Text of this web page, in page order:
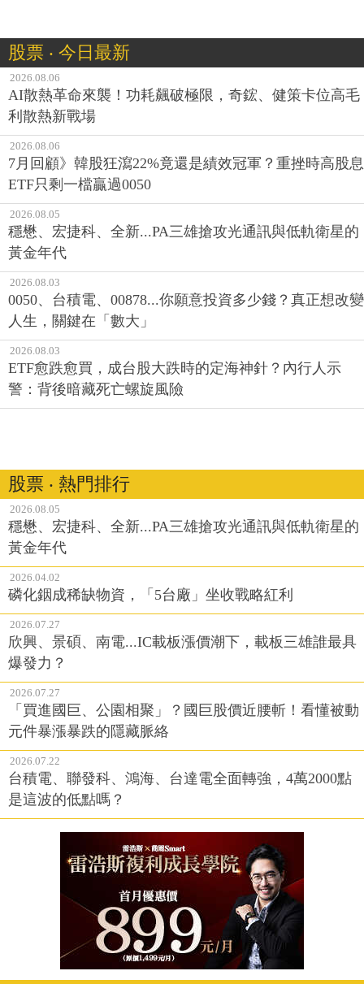
股票 ‧ 今日最新
2026.08.06
AI散熱革命來襲！功耗飆破極限，奇鋐、健策卡位高毛
利散熱新戰場
2026.08.06
7月回顧》韓股狂瀉22%竟還是績效冠軍？重挫時高股息
ETF只剩一檔贏過0050
2026.08.05
穩懋、宏捷科、全新...PA三雄搶攻光通訊與低軌衛星的
黃金年代
2026.08.03
0050、台積電、00878...你願意投資多少錢？真正想改變
人生，關鍵在「數大」
2026.08.03
ETF愈跌愈買，成台股大跌時的定海神針？內行人示
警：背後暗藏死亡螺旋風險
股票 ‧ 熱門排行
2026.08.05
穩懋、宏捷科、全新...PA三雄搶攻光通訊與低軌衛星的
黃金年代
2026.04.02
磷化銦成稀缺物資，「5台廠」坐收戰略紅利
2026.07.27
欣興、景碩、南電...IC載板漲價潮下，載板三雄誰最具
爆發力？
2026.07.27
「買進國巨、公園相聚」？國巨股價近腰斬！看懂被動
元件暴漲暴跌的隱藏脈絡
2026.07.22
台積電、聯發科、鴻海、台達電全面轉強，4萬2000點
是這波的低點嗎？